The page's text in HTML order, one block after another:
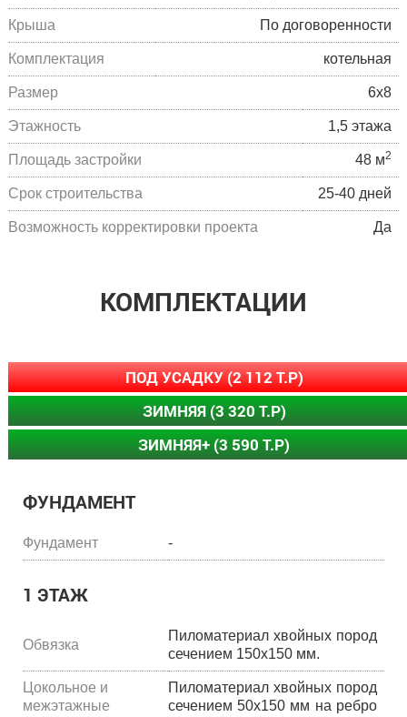
Крыша По договоренности
Комплектация котельная
Размер 6х8
Этажность 1,5 этажа
Площадь застройки 48 м2
Cрок строительства 25-40 дней
Возможность корректировки проекта Да
КОМПЛЕКТАЦИИ
ПОД УСАДКУ (2 112 Т.Р)
ЗИМНЯЯ (3 320 Т.Р)
ЗИМНЯЯ+ (3 590 Т.Р)
ФУНДАМЕНТ
Фундамент -
1 ЭТАЖ
Обвязка
Пиломатериал хвойных пород
сечением 150х150 мм.
Цокольное и
межэтажные
Пиломатериал хвойных пород
сечением 50х150 мм на ребро